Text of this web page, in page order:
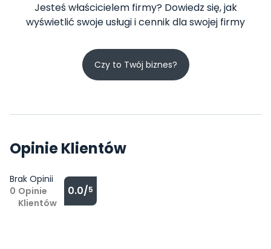
Jesteś właścicielem firmy? Dowiedz się, jak
wyświetlić swoje usługi i cennik dla swojej firmy
Czy to Twój biznes?
Opinie Klientów
Brak Opinii
0 Opinie
Klientów
0.0/5